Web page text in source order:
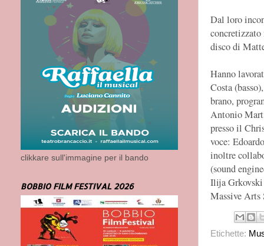
Dal loro
concretizzato
disco di
Hanno
Costa
brano,
Antonio
presso il
voce:
inoltre
(sound
Ilija
Massive
Etichette:
clikkare sull'immagine per il bando
BOBBIO FILM FESTIVAL 2026